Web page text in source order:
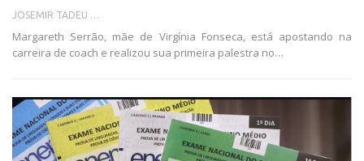
JOSEMIR TADEU FONSECA
Margareth Serrão, mãe de Virgínia Fonseca, está apostando na
carreira de coach e realizou sua primeira palestra no…